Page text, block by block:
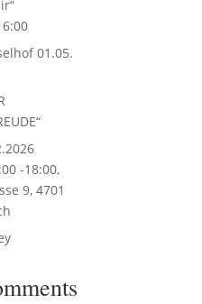
01.05.
-18:00,
9, 4701